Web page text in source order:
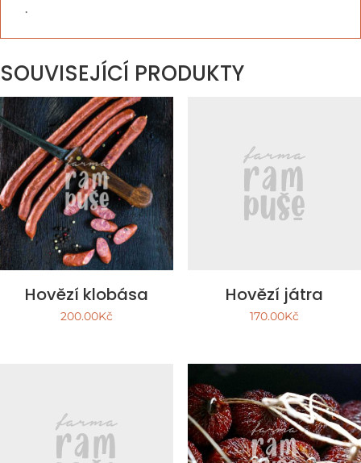
.
SOUVISEJÍCÍ PRODUKTY
Hovězí klobása
200.00Kč
Hovězí játra
170.00Kč